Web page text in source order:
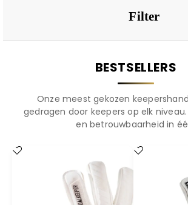
Filter
BESTSELLERS
Onze meest gekozen
gedragen door keepers op elk
en betrouwbaarheid in